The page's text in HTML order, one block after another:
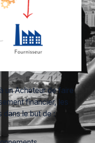
un Acheteur de faire
financier, les
dans le but de :